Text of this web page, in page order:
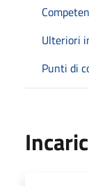
Ulteriori
Punti di